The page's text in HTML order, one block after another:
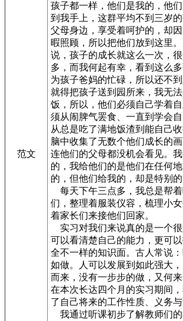
范文
孩子都一样，他们是我的，他
到我手上，这群平均不到三岁
父母身边，享受着呵护的，却
暇照顾，所以把他们放到这里
说，孩子的成长就这么一次，
多，而我何起有幸，看到这么
为孩子爸妈的忙碌，所以还不到
就得把孩子送到园所来，我无
饭，所以，他们必须自己学着
须从闹脾气罢食、一直到学会自
从总是吃了满地饭渣到能自己
脑中收集了无数个他们成长的
连他们的父母都没机会看见。
的，我给他们的是他们在任何
的，但他们给我的，却是特别的
每天下午三点多，我总是帮
们，整理着服装仪容，梳理小
着家长们来接他们回家。
实习对我们来说真的是一个
可以看清楚自己的能力，更可
全不一样的知识面。古人常说
如做。人可以发展到如此强大
而来，没有一步步的做，又何来
在本次长达四个月的实习期间
了自己将来的工作性质、义务与
我通过听课初步了解教师们